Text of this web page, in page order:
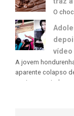
O
vídeo
A jovem
aparente colapso
ouvir uma rajada...